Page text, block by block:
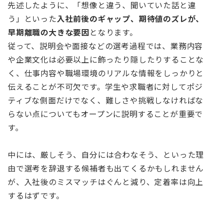
先述したように、「想像と違う、聞いていた話と違
う」といった入社前後のギャップ、期待値のズレが、
早期離職の大きな要因 となります。
従って、説明会や面接などの選考過程では、業務内容
や企業文化は必要以上に飾ったり隠したりすることな
く、仕事内容や職場環境のリアルな情報をしっかりと
伝えることが不可欠です。学生や求職者に対してポジ
ティブな側面だけでなく、難しさや挑戦しなければな
らない点についてもオープンに説明することが重要で
す。
中には、厳しそう、自分には合わなそう、といった理
由で選考を辞退する候補者も出てくるかもしれません
が、入社後のミスマッチはぐんと減り、定着率は向上
するはずです。